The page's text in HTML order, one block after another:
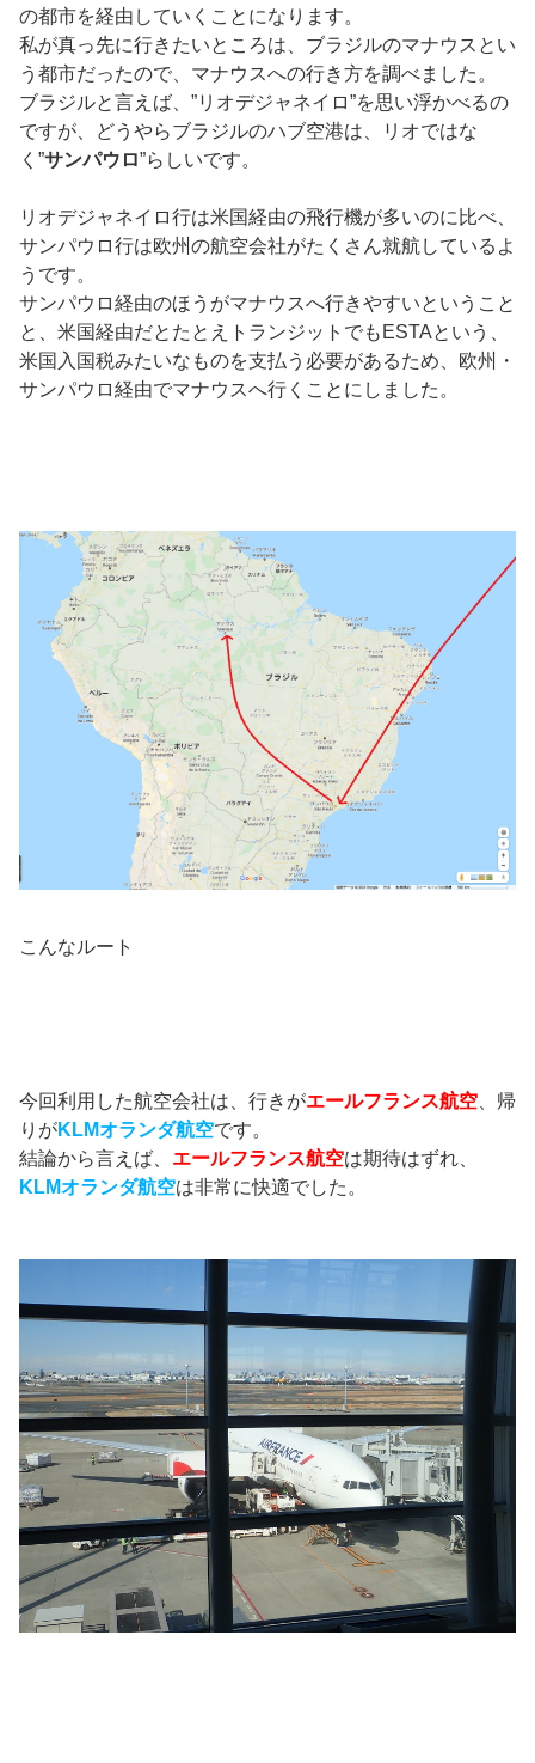
の都市を経由していくことになります。
私が真っ先に行きたいところは、ブラジルのマナウスとい
う都市だったので、マナウスへの行き方を調べました。
ブラジルと言えば、”リオデジャネイロ”を思い浮かべるの
ですが、どうやらブラジルのハブ空港は、リオではな
く”サンパウロ”らしいです。
リオデジャネイロ行は米国経由の飛行機が多いのに比べ、
サンパウロ行は欧州の航空会社がたくさん就航しているよ
うです。
サンパウロ経由のほうがマナウスへ行きやすいということ
と、米国経由だとたとえトランジットでもESTAという、
米国入国税みたいなものを支払う必要があるため、欧州・
サンパウロ経由でマナウスへ行くことにしました。
こんなルート
今回利用した航空会社は、行きがエールフランス航空 、帰
りがKLMオランダ航空です。
結論から言えば、 エールフランス航空は期待はずれ、
KLMオランダ航空は非常に快適でした。